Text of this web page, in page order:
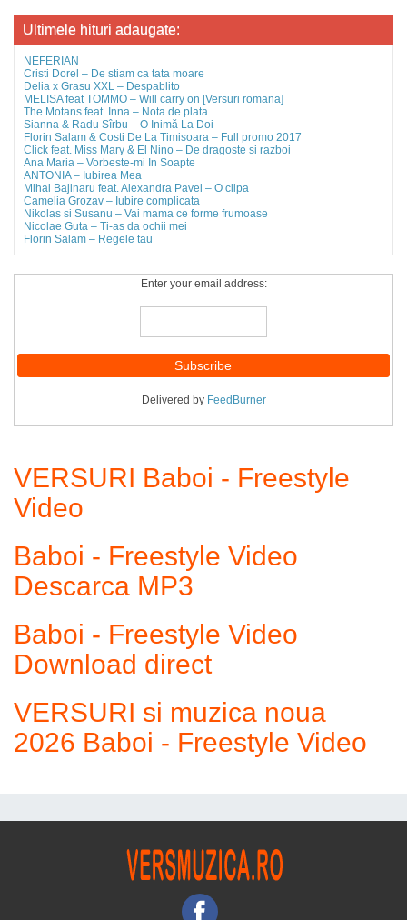
Ultimele hituri adaugate:
NEFERIAN
Cristi Dorel – De stiam ca tata moare
Delia x Grasu XXL – Despablito
MELISA feat TOMMO – Will carry on [Versuri romana]
The Motans feat. Inna – Nota de plata
Sianna & Radu Sîrbu – O Inimă La Doi
Florin Salam & Costi De La Timisoara – Full promo 2017
Click feat. Miss Mary & El Nino – De dragoste si razboi
Ana Maria – Vorbeste-mi In Soapte
ANTONIA – Iubirea Mea
Mihai Bajinaru feat. Alexandra Pavel – O clipa
Camelia Grozav – Iubire complicata
Nikolas si Susanu – Vai mama ce forme frumoase
Nicolae Guta – Ti-as da ochii mei
Florin Salam – Regele tau
Enter your email address:
Delivered by FeedBurner
VERSURI Baboi - Freestyle
Video
Baboi - Freestyle Video
Descarca MP3
Baboi - Freestyle Video
Download direct
VERSURI si muzica noua
2026 Baboi - Freestyle Video